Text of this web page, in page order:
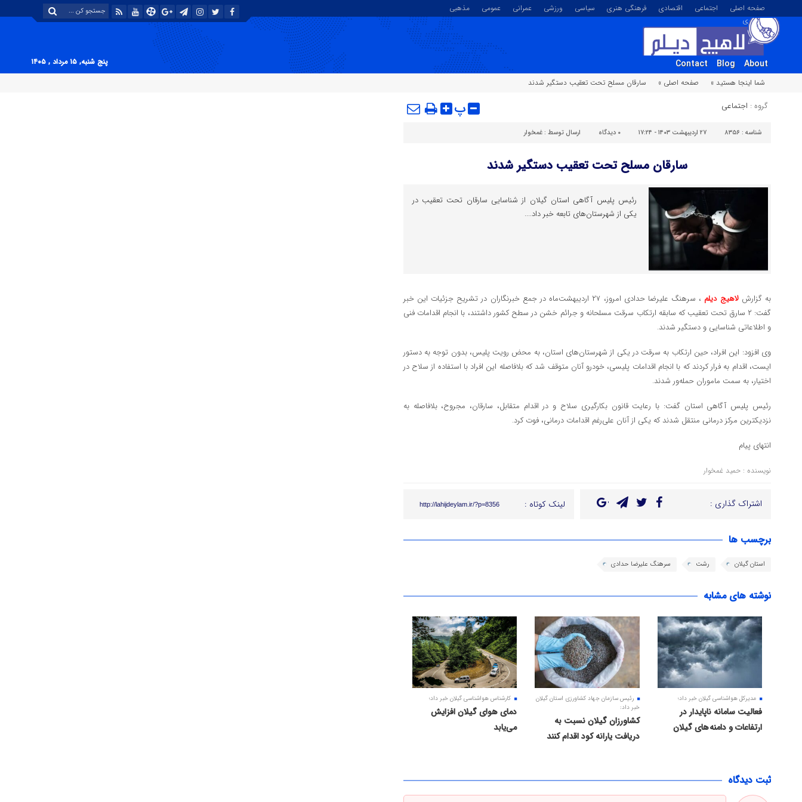
صفحه اصلی اجتماعی اقتصادی فرهنگی هنری سیاسی ورزشی عمرانی عمومی
مذهبی
تصویری
About
Blog
Contact
پنج شنبه, ۱۵ مرداد , ۱۴۰۵
شما اینجا هستید »
صفحه اصلی » سارقان مسلح تحت تعقیب دستگیر شدند
گروه : اجتماعی پ
شناسه : ۸۳۵۶ ۲۷ اردیبهشت ۱۴۰۳ - ۱۷:۲۴ ۰ دیدگاه ارسال توسط : غمخوار
سارقان مسلح تحت تعقیب دستگیر شدند
رئیس پلیس آگاهی استان گیلان از شناسایی سارقان تحت تعقیب در
یکی از شهرستان‌های تابعه خبر داد....
به گزارشلاهیج دیلم
، سرهنگ علیرضا حدادی امروز، ۲۷ اردیبهشت‌ماه در جمع خبرنگاران در تشریح جزئیات این خبر
گفت: ۲ سارق تحت تعقیب که سابقه‌ ارتکاب سرقت‌ مسلحانه و جرائم خشن در سطح کشور داشتند، با انجام اقدامات فنی
و اطلاعاتی شناسایی و دستگیر شدند.
وی افزود: این افراد، حین ارتکاب به سرقت در یکی از شهرستان‌های استان، به محض رویت پلیس، بدون توجه به دستور
ایست، اقدام به فرار کردند که با انجام اقدامات پلیسی، خودرو آنان متوقف شد که بلافاصله این افراد با استفاده از سلاح در
اختیار، به سمت ماموران حمله‌ور شدند.
رئیس پلیس آگاهی استان گفت: با رعایت قانون بکارگیری سلاح و در اقدام متقابل، سارقان، مجروح، بلافاصله به
نزدیکترین مرکز درمانی منتقل شدند که یکی از آنان علی‌رغم اقدامات درمانی، فوت کرد.
انتهای پیام
نویسنده : حمید غمخوار
اشتراک گذاری : لینک کوتاه : http://lahijdeylam.ir/?p=8356
برچسب ها
استان گیلان رشت سرهنگ علیرضا حدادی
نوشته های مشابه
مدیرکل هواشناسی گیلان خبر داد؛
فعالیت سامانه ناپایدار در
ارتفاعات و دامنه های گیلان
رئیس سازمان جهاد کشاورزی استان گیلان
خبر داد:
کشاورزان گیلان نسبت به
دریافت یارانه کود اقدام کنند
کارشناس هواشناسی گیلان خبر داد؛
دمای هوای گیلان افزایش
می‌یابد
ثبت دیدگاه